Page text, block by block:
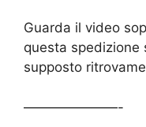
Guarda il video
questa spedizione
supposto
———————-